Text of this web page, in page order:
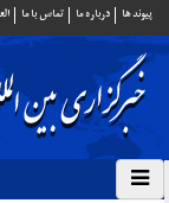
پيوند ها درباره ما تماس با ما